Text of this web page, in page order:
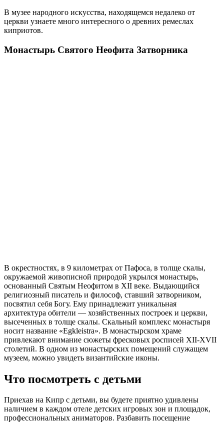
В музее народного искусства, находящемся недалеко от
церкви узнаете много интересного о древних ремеслах
киприотов.
Монастырь Святого Неофита Затворника
В окрестностях, в 9 километрах от Пафоса, в толще скалы,
окружаемой живописной природой укрылся монастырь,
основанный Святым Неофитом в XII веке. Выдающийся
религиозный писатель и философ, ставший затворником,
посвятил себя Богу. Ему принадлежит уникальная
архитектура обители — хозяйственных построек и церкви,
высеченных в толще скалы. Скальный комплекс монастыря
носит название «Egkleistra». В монастырском храме
привлекают внимание сюжеты фресковых росписей XII-XVII
столетий. В одном из монастырских помещений служащем
музеем, можно увидеть византийские иконы.
Что посмотреть с детьми
Приехав на Кипр с детьми, вы будете приятно удивлены
наличием в каждом отеле детских игровых зон и площадок,
профессиональных аниматоров. Разбавить посещение